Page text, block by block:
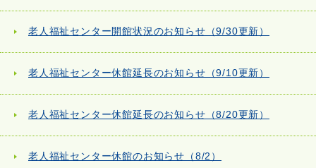
老人福祉センター開館状況のお知らせ（9/30更新）
老人福祉センター休館延長のお知らせ（9/10更新）
老人福祉センター休館延長のお知らせ（8/20更新）
老人福祉センター休館のお知らせ（8/2）